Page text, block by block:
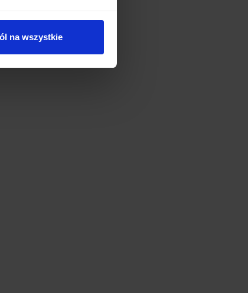
na wszystkie